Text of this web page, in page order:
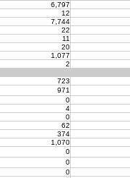
6,797
12
7,744
22
11
20
1,077
2
723
971
0
4
0
62
374
1,070
0
0
0